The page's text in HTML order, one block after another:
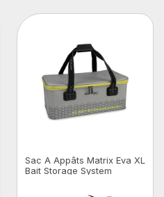
Sac A Appâts Matrix Eva XL
Bait Storage System